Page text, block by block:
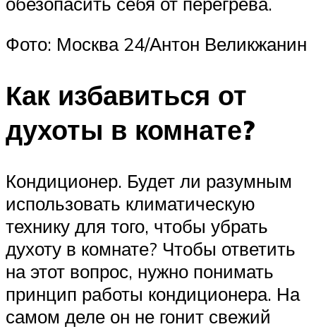
Фото: Москва 24/Антон Великжанин
Как избавиться от
духоты в комнате?
Кондиционер. Будет ли разумным
использовать климатическую
технику для того, чтобы убрать
духоту в комнате? Чтобы ответить
на этот вопрос, нужно понимать
принцип работы кондиционера. На
самом деле он не гонит свежий